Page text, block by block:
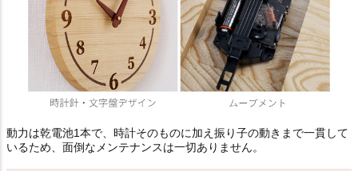
動力は乾電池1本で、時計そのものに加え振り子の動きまで一貫して
いるため、面倒なメンテナンスは一切ありません。